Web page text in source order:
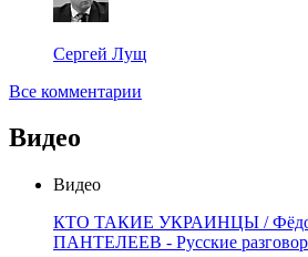
Сергей Лущ
Все комментарии
Видео
Видео
КТО ТАКИЕ УКРАИНЦЫ /
ПАНТЕЛЕЕВ - Русские